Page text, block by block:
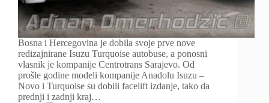
Bosna i Hercegovina je dobila svoje prve nove
redizajnirane Isuzu Turquoise autobuse, a ponosni
vlasnik je kompanije Centrotrans Sarajevo. Od
prošle godine modeli kompanije Anadolu Isuzu –
Novo i Turquoise su dobili facelift izdanje, tako da
prednji i zadnji kraj…